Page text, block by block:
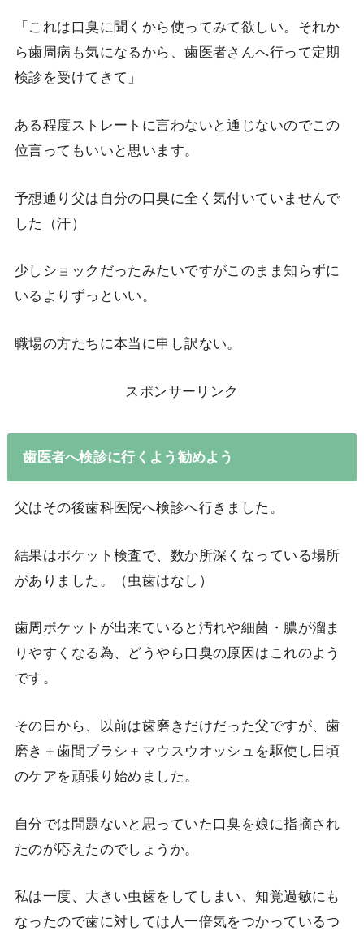
「これは口臭に聞くから使ってみて欲しい。それか
ら歯周病も気になるから、歯医者さんへ行って定期
検診を受けてきて」
ある程度ストレートに言わないと通じないのでこの
位言ってもいいと思います。
予想通り父は自分の口臭に全く気付いていませんで
した（汗）
少しショックだったみたいですがこのまま知らずに
いるよりずっといい。
職場の方たちに本当に申し訳ない。
スポンサーリンク
歯医者へ検診に行くよう勧めよう
父はその後歯科医院へ検診へ行きました。
結果はポケット検査で、数か所深くなっている場所
がありました。（虫歯はなし）
歯周ポケットが出来ていると汚れや細菌・膿が溜ま
りやすくなる為、どうやら口臭の原因はこれのよう
です。
その日から、以前は歯磨きだけだった父ですが、歯
磨き＋歯間ブラシ＋マウスウオッシュを駆使し日頃
のケアを頑張り始めました。
自分では問題ないと思っていた口臭を娘に指摘され
たのが応えたのでしょうか。
私は一度、大きい虫歯をしてしまい、知覚過敏にも
なったので歯に対しては人一倍気をつかっているつ